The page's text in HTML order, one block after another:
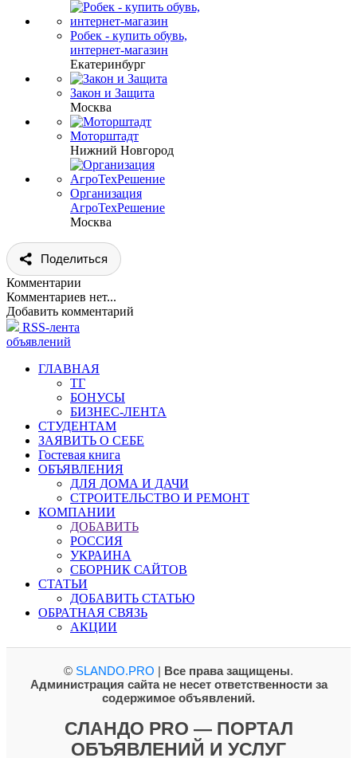
Робек - купить обувь,
интернет-магазин
Екатеринбург
Закон и Защита
Москва
Моторштадт
Нижний Новгород
Организация
АгроТехРешение
Москва
Поделиться
Комментарии
Комментариев нет...
Добавить комментарий
RSS-лента
объявлений
ГЛАВНАЯ
ТГ
БОНУСЫ
БИЗНЕС-ЛЕНТА
СТУДЕНТАМ
ЗАЯВИТЬ О СЕБЕ
Гостевая книга
ОБЪЯВЛЕНИЯ
ДЛЯ ДОМА И ДАЧИ
СТРОИТЕЛЬСТВО И РЕМОНТ
КОМПАНИИ
ДОБАВИТЬ
РОССИЯ
УКРАИНА
СБОРНИК САЙТОВ
СТАТЬИ
ДОБАВИТЬ СТАТЬЮ
ОБРАТНАЯ СВЯЗЬ
АКЦИИ
© SLANDO.PRO | Все права защищены.
Администрация сайта не несет ответственности за
содержимое объявлений.
СЛАНДО PRO — ПОРТАЛ
ОБЪЯВЛЕНИЙ И УСЛУГ